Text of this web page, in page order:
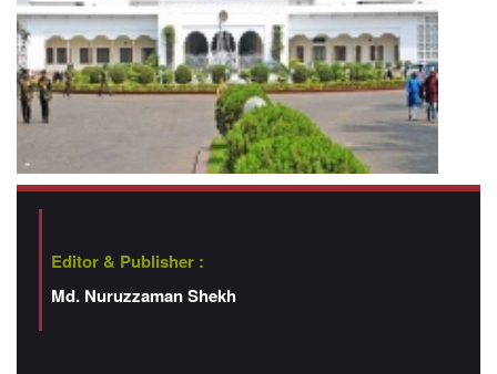
Editor & Publisher :
Md. Nuruzzaman Shekh